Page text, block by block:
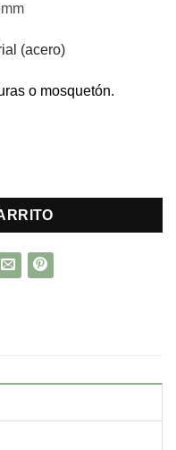
(acero)
o mosquetón.
cantidad